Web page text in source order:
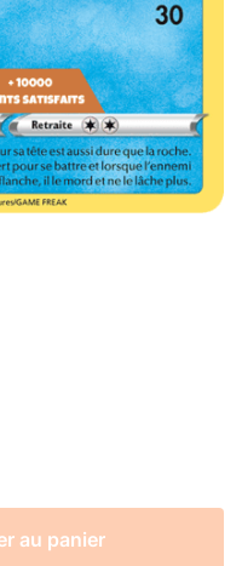
au panier